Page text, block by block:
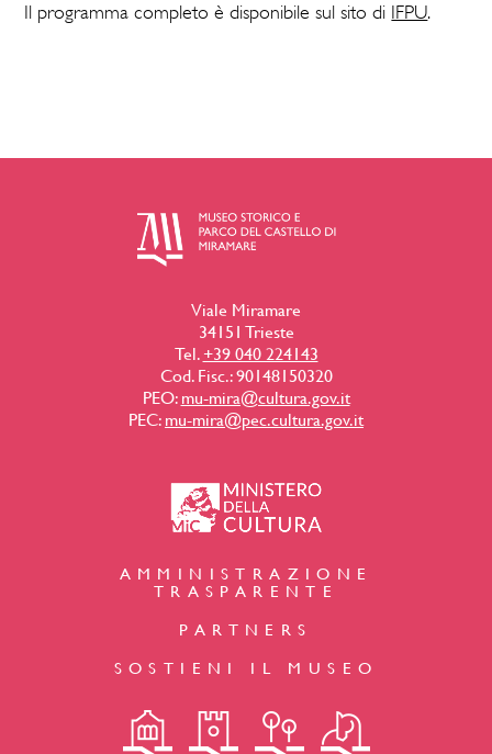
Il programma completo è disponibile sul sito di IFPU.
Viale Miramare
34151 Trieste
Tel. +39 040 224143
Cod. Fisc.: 90148150320
PEO: mu-mira@cultura.gov.it
PEC: mu-mira@pec.cultura.gov.it
AMMINISTRAZIONE
TRASPARENTE
PARTNERS
SOSTIENI IL MUSEO